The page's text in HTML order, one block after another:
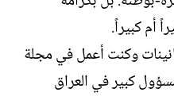
أم كبيراً.‏
وكنت أعمل في مجلة
كبير في العراق